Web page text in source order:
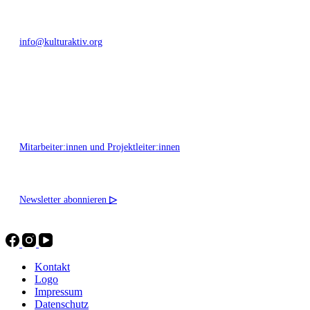
info@kulturaktiv.org
Mitarbeiter:innen und Projektleiter:innen
Newsletter abonnieren ▷
Kontakt
Logo
Impressum
Datenschutz